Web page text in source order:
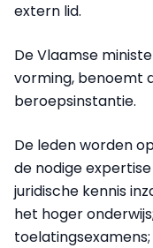
extern lid.
De Vlaamse
vorming, benoemt
beroepsinstantie.
De leden worden
de nodige expertise
juridische kennis
het hoger